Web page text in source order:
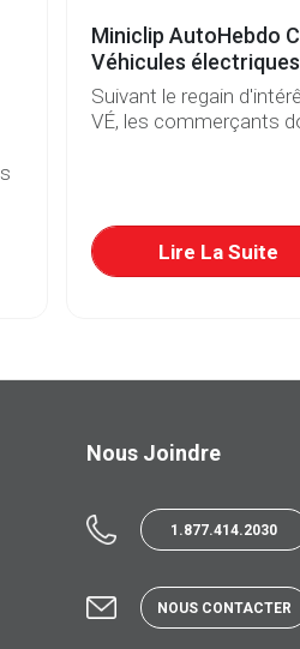
Miniclip AutoHebdo
Véhicules
Suivant le regain
VÉ, les commerçants
Lire La Suite
Nous Joindre
1.877.414.2030
NOUS CONTACTER